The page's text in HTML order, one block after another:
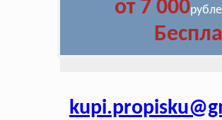
от 7 000